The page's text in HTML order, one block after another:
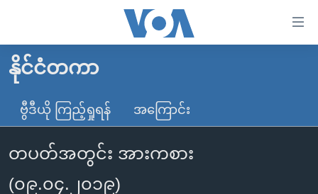
လွယ်ကူ
စေ
သည့်
များ
ပင်မ
မူလစာမျက်နှာ
မြန်မာ
ကမ္ဘာ့သတင်းများ
နိုင်ငံတကာ
ဗွီဒီယို
သတင်းလွတ်လပ်ခွင့်
နိုင်ငံတကာ
ဗွီဒီယို ကြည့်ရှုရန် အကြောင်း
တပတ်အတွင်း အားကစား
(၀၉.၀၄.၂၀၁၉)